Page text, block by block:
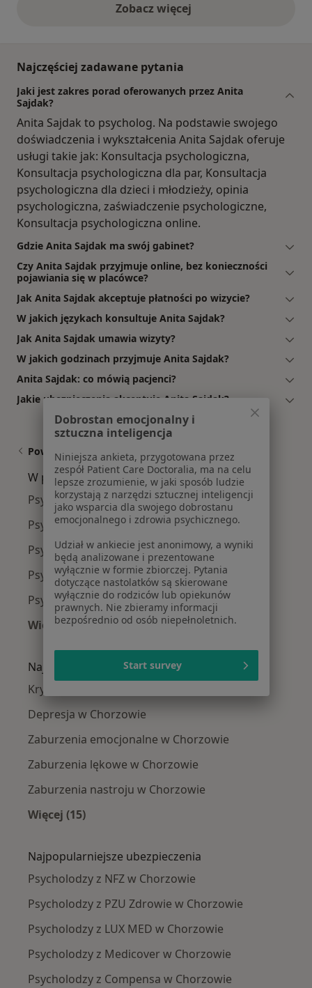
Zobacz więcejopinie powyżej
Najczęściej zadawane pytania
Jaki jest zakres porad oferowanych przez Anita
Sajdak?
Anita Sajdak to psycholog. Na podstawie swojego
doświadczenia i wykształcenia Anita Sajdak oferuje
usługi takie jak: Konsultacja psychologiczna,
Konsultacja psychologiczna dla par, Konsultacja
psychologiczna dla dzieci i młodzieży, opinia
psychologiczna, zaświadczenie psychologiczne,
Konsultacja psychologiczna online.
Gdzie Anita Sajdak ma swój gabinet?
Czy Anita Sajdak przyjmuje online, bez konieczności
pojawiania się w placówce?
Jak Anita Sajdak akceptuje płatności po wizycie?
W jakich językach konsultuje Anita Sajdak?
Jak Anita Sajdak umawia wizyty?
W jakich godzinach przyjmuje Anita Sajdak?
Anita Sajdak: co mówią pacjenci?
Jakie ubezpieczenia akceptuje Anita Sajdak?
Powiązane wyszukiwania
W pobliżu Chorzowa
Psycholodzy w Katowicach
Psycholodzy w Gliwicach
Psycholodzy w Tychach
Psycholodzy w Sosnowcu
Psycholodzy w Bytomiu
Więcej (14)
Najczęście leczone choroby
Kryzys emocjonalny w Chorzowie
Depresja w Chorzowie
Zaburzenia emocjonalne w Chorzowie
Zaburzenia lękowe w Chorzowie
Zaburzenia nastroju w Chorzowie
Więcej (15)
Najpopularniejsze ubezpieczenia
Psycholodzy z NFZ w Chorzowie
Psycholodzy z PZU Zdrowie w Chorzowie
Psycholodzy z LUX MED w Chorzowie
Psycholodzy z Medicover w Chorzowie
Psycholodzy z Compensa w Chorzowie
Dobrostan emocjonalny i
sztuczna inteligencja
Niniejsza ankieta, przygotowana przez
zespół Patient Care Doctoralia, ma na celu
lepsze zrozumienie, w jaki sposób ludzie
korzystają z narzędzi sztucznej inteligencji
jako wsparcia dla swojego dobrostanu
emocjonalnego i zdrowia psychicznego.
Udział w ankiecie jest anonimowy, a wyniki
będą analizowane i prezentowane
wyłącznie w formie zbiorczej. Pytania
dotyczące nastolatków są skierowane
wyłącznie do rodziców lub opiekunów
prawnych. Nie zbieramy informacji
bezpośrednio od osób niepełnoletnich.
Start survey